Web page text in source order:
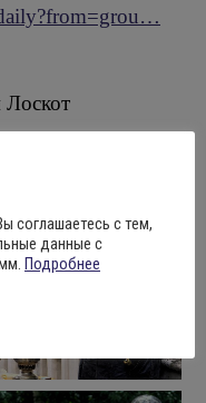
соглашаетесь с тем,
данные с
Подробнее